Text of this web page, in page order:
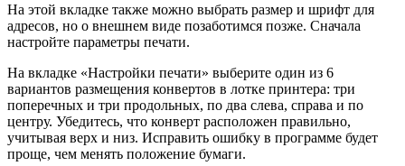
На этой вкладке также можно выбрать размер и шрифт для
адресов, но о внешнем виде позаботимся позже. Сначала
настройте параметры печати.
На вкладке «Настройки печати» выберите один из 6
вариантов размещения конвертов в лотке принтера: три
поперечных и три продольных, по два слева, справа и по
центру. Убедитесь, что конверт расположен правильно,
учитывая верх и низ. Исправить ошибку в программе будет
проще, чем менять положение бумаги.